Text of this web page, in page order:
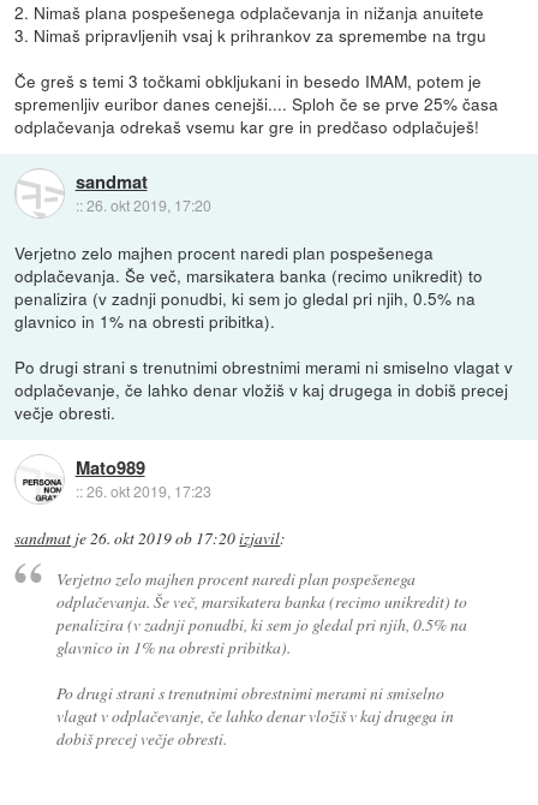
2. Nimaš plana pospešenega odplačevanja in nižanja anuitete
3. Nimaš pripravljenih vsaj k prihrankov za spremembe na trgu
Če greš s temi 3 točkami obkljukani in besedo IMAM, potem je
spremenljiv euribor danes cenejši.... Sploh če se prve 25% časa
odplačevanja odrekaš vsemu kar gre in predčaso odplačuješ!
sandmat
::26. okt 2019, 17:20
Verjetno zelo majhen procent naredi plan pospešenega
odplačevanja. Še več, marsikatera banka (recimo unikredit) to
penalizira (v zadnji ponudbi, ki sem jo gledal pri njih, 0.5% na
glavnico in 1% na obresti pribitka).
Po drugi strani s trenutnimi obrestnimi merami ni smiselno vlagat v
odplačevanje, če lahko denar vložiš v kaj drugega in dobiš precej
večje obresti.
Mato989
::26. okt 2019, 17:23
sandmat je26. okt 2019 ob 17:20izjavil:
Verjetno zelo majhen procent naredi plan pospešenega
odplačevanja. Še več, marsikatera banka (recimo unikredit) to
penalizira (v zadnji ponudbi, ki sem jo gledal pri njih, 0.5% na
glavnico in 1% na obresti pribitka).
Po drugi strani s trenutnimi obrestnimi merami ni smiselno
vlagat v odplačevanje, če lahko denar vložiš v kaj drugega in
dobiš precej večje obresti.